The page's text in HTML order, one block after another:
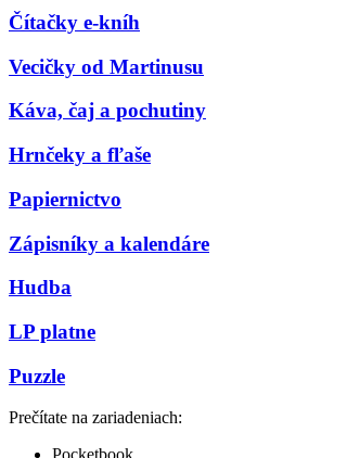
Čítačky e-kníh
Vecičky od Martinusu
Káva, čaj a pochutiny
Hrnčeky a fľaše
Papiernictvo
Zápisníky a kalendáre
Hudba
LP platne
Puzzle
Prečítate na zariadeniach: